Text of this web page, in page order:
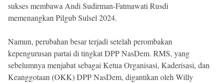
sukses membawa Andi Sudirman-Fatmawati Rusdi
memenangkan Pilgub Sulsel 2024.
Namun, perubahan besar terjadi setelah perombakan
kepengurusan partai di tingkat DPP NasDem. RMS, yang
sebelumnya menjabat sebagai Ketua Organisasi, Kaderisasi, dan
Keanggotaan (OKK) DPP NasDem, digantikan oleh Willy